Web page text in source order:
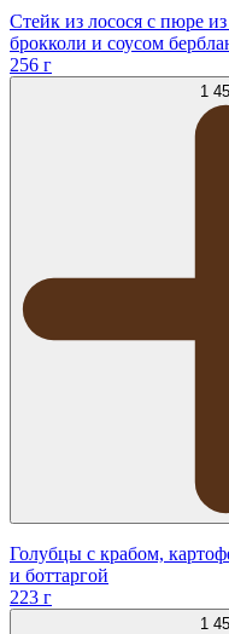
Стейк из лосося с пюре
брокколи и соусом
256 г
1
Голубцы с крабом,
и боттаргой
223 г
1